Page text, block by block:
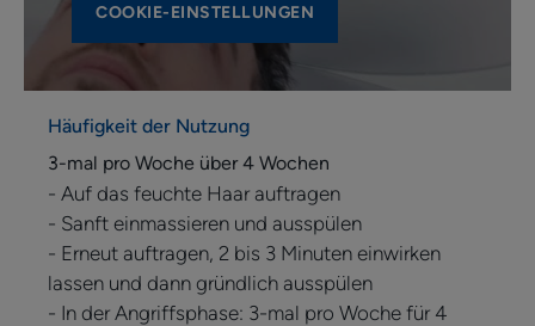
COOKIE-EINSTELLUNGEN
Häufigkeit der Nutzung
3-mal pro Woche über 4 Wochen
- Auf das feuchte Haar auftragen
- Sanft einmassieren und ausspülen
- Erneut auftragen, 2 bis 3 Minuten einwirken
lassen und dann gründlich ausspülen
- In der Angriffsphase: 3-mal pro Woche für 4